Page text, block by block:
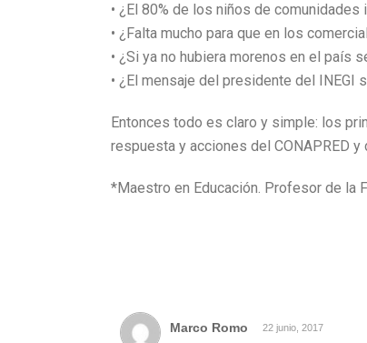
• ¿El 80% de los niños de
• ¿Falta mucho para que en los
• ¿Si ya no hubiera morenos en el país
• ¿El mensaje del presidente del
Entonces todo es claro y simple: los
respuesta y acciones del CONAPRED
*Maestro en Educación. Profesor de la
Marco Romo 22 junio, 2017